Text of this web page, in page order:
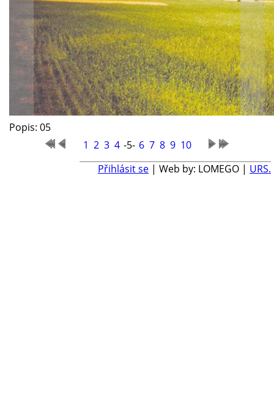
Popis: 05
1 2 3 4 -5- 6 7 8 9 10
Přihlásit se | Web by: LOMEGO | URS.